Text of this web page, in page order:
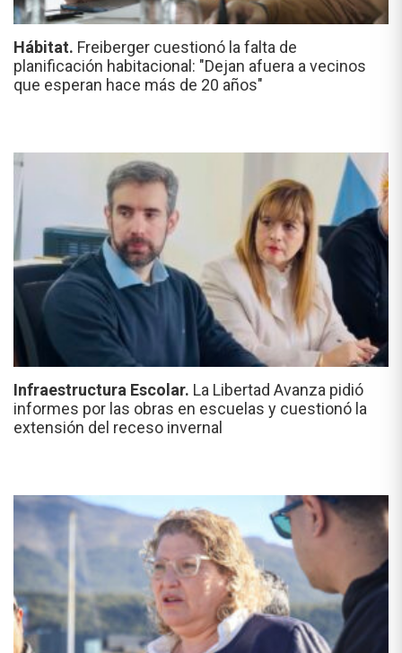
Hábitat. Freiberger cuestionó la falta de
planificación habitacional: "Dejan afuera a vecinos
que esperan hace más de 20 años"
Infraestructura Escolar. La Libertad Avanza pidió
informes por las obras en escuelas y cuestionó la
extensión del receso invernal